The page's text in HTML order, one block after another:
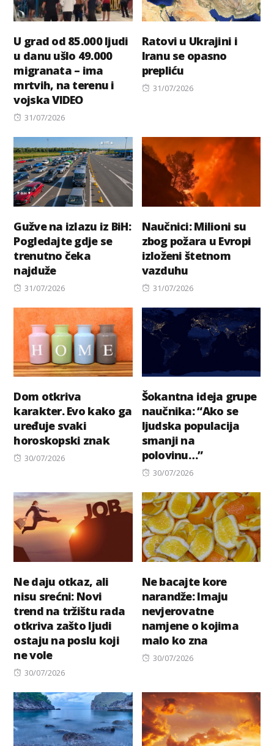
U grad od 85.000 ljudi
u danu ušlo 49.000
migranata – ima
mrtvih, na terenu i
vojska VIDEO
Posted
31/07/2026
Ratovi u Ukrajini i
Iranu se opasno
prepliću
Posted
31/07/2026
Gužve na izlazu iz BiH:
Pogledajte gdje se
trenutno čeka
najduže
Posted
31/07/2026
Naučnici: Milioni su
zbog požara u Evropi
izloženi štetnom
vazduhu
Posted
31/07/2026
Dom otkriva
karakter. Evo kako ga
uređuje svaki
horoskopski znak
Posted
30/07/2026
Šokantna ideja grupe
naučnika: “Ako se
ljudska populacija
smanji na
polovinu…”
Posted
30/07/2026
Ne daju otkaz, ali
nisu srećni: Novi
trend na tržištu rada
otkriva zašto ljudi
ostaju na poslu koji
ne vole
Posted
30/07/2026
Ne bacajte kore
narandže: Imaju
nevjerovatne
namjene o kojima
malo ko zna
Posted
30/07/2026